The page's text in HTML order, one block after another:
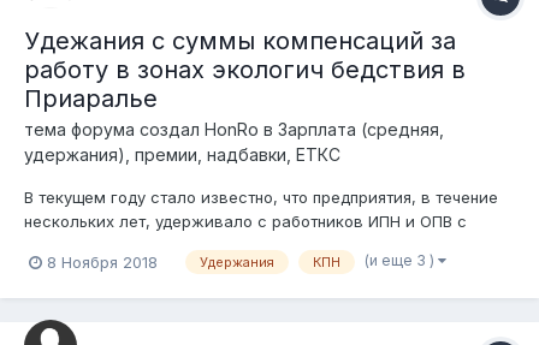
Удежания с суммы компенсаций за
работу в зонах экологич бедствия в
Приаралье
тема форума создал HonRo в Зарплата (средняя,
удержания), премии, надбавки, ЕТКС
В текущем году стало известно, что предприятия, в течение
нескольких лет, удерживало с работников ИПН и ОПВ с
экологического бедствия в Приаралье. Вопрос: Имеется ли
работникам. Какая ответственность лож...
8 Ноября 2018 Удержания КПН (и еще 3 )